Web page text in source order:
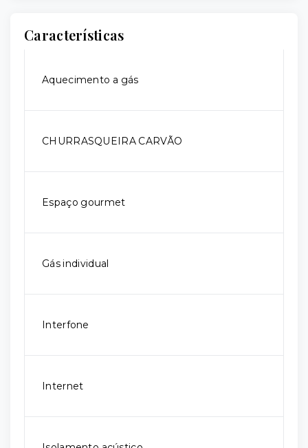
Características
Aquecimento a gás
CHURRASQUEIRA CARVÃO
Espaço gourmet
Gás individual
Interfone
Internet